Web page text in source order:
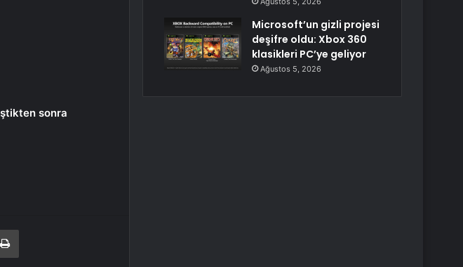
sonra
paylaş Yazdır
Microsoft’un gizli projesi
deşifre oldu: Xbox 360
klasikleri PC’ye geliyor
Ağustos 5, 2026